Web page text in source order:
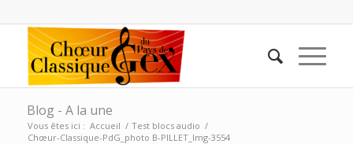
Blog - A la une
Vous êtes ici : Accueil / Test blocs audio /
Chœur-Classique-PdG_photo B-PILLET_Img-3554